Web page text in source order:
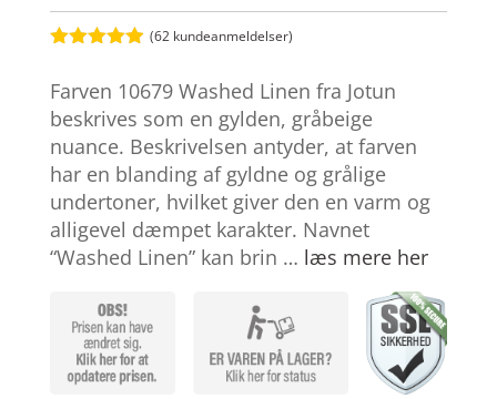
ud af 5
baseret på
kundebedøm
melser
(62 kundeanmeldelser)
Farven 10679 Washed Linen fra Jotun
beskrives som en gylden, gråbeige
nuance. Beskrivelsen antyder, at farven
har en blanding af gyldne og grålige
undertoner, hvilket giver den en varm og
alligevel dæmpet karakter. Navnet
“Washed Linen” kan brin … læs mere her